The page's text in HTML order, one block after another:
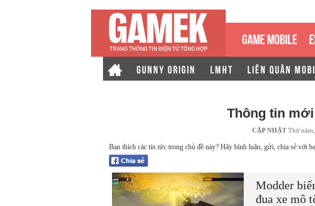
GAME MOBILE
GUNNY ORIGIN LMHT LIÊN QUÂN
Thông tin
CẬP NHẬTThứ
Bạn thích các tin tức trong chủ đề này? Hãy bình luận, gửi, chia sẻ với
Modder
đua xe mô